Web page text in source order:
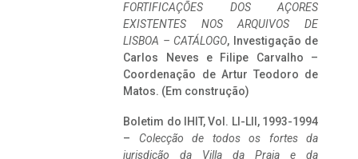
FORTIFICAÇÕES DOS AÇORES
EXISTENTES NOS ARQUIVOS DE
LISBOA – CATÁLOGO, Investigação de
Carlos Neves e Filipe Carvalho –
Coordenação de Artur Teodoro de
Matos. (Em construção)
Boletim do IHIT, Vol. LI-LII, 1993-1994
– Colecção de todos os fortes da
jurisdição da Villa da Praia e da